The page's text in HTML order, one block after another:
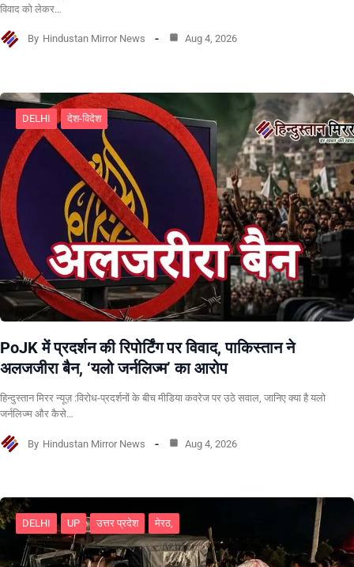
विवाद को लेकर…
By Hindustan Mirror News Aug 4, 2026
DELHI देश-विदेश
PoJK में प्रदर्शन की रिपोर्टिंग पर विवाद, पाकिस्तान ने
अलजजीरा बैन, ‘यलो जर्नलिज्म’ का आरोप
हिन्दुस्तान मिरर न्यूज़ :विरोध-प्रदर्शनों के बीच मीडिया कवरेज पर उठे सवाल, जानिए क्या है यलो
जर्नलिज्म और कैसे…
By Hindustan Mirror News Aug 4, 2026
DELHI UP उत्तर प्रदेश मेरठ,